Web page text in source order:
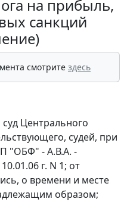
на прибыль,
санкций
смотрите здесь
Центрального
судей, при
"ОБФ" - А.В.А. -
г. N 1; от
о времени и месте
образом;